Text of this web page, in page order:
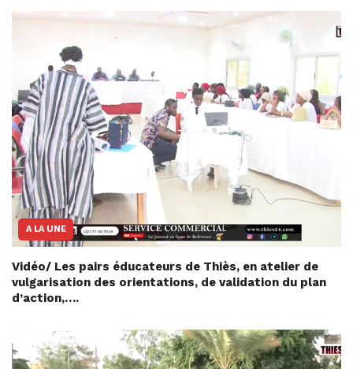
A LA UNE
Vidéo/ Les pairs éducateurs de Thiès, en atelier de
vulgarisation des orientations, de validation du plan
d’action,….